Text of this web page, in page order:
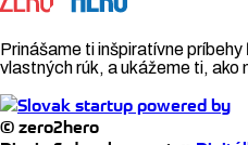
Prinášame ti inšpiratívne
vlastných rúk, a ukážeme ti, ako
© zero2hero